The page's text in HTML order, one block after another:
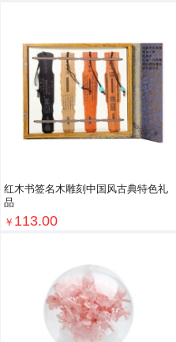
红木书签名木雕刻中国风古典特色礼
品
￥ 113.00